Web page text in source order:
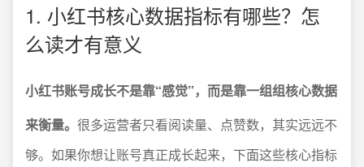
1. 小红书核心数据指标有哪些？怎
么读才有意义
小红书账号成长不是靠“感觉”，而是靠一组组核心数据
来衡量。 很多运营者只看阅读量、点赞数，其实远远不
够。如果你想让账号真正成长起来，下面这些核心指标